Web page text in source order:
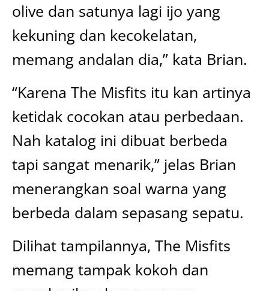
olive dan satunya lagi ijo yang
kekuning dan kecokelatan,
memang andalan dia,” kata Brian.
“Karena The Misfits itu kan artinya
ketidak cocokan atau perbedaan.
Nah katalog ini dibuat berbeda
tapi sangat menarik,” jelas Brian
menerangkan soal warna yang
berbeda dalam sepasang sepatu.
Dilihat tampilannya, The Misfits
memang tampak kokoh dan